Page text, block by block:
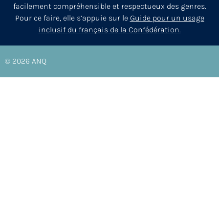
facilement compréhensible et respectueux des genres.
Pour ce faire, elle s’appuie sur le Guide pour un usage
inclusif du français de la Confédération.
© 2026 ANQ